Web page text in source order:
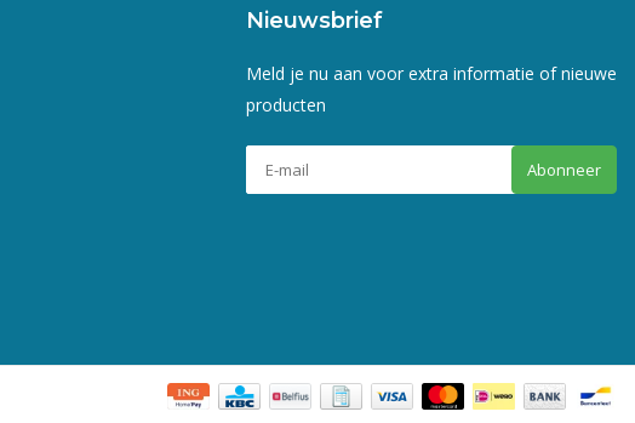
Nieuwsbrief
Meld je nu aan voor extra informatie of nieuwe
producten
Abonneer